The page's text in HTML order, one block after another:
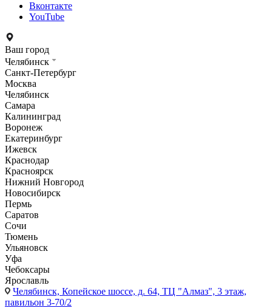
Вконтакте
YouTube
Ваш город
Челябинск
Санкт-Петербург
Москва
Челябинск
Самара
Калининград
Воронеж
Екатеринбург
Ижевск
Краснодар
Красноярск
Нижний Новгород
Новосибирск
Пермь
Саратов
Сочи
Тюмень
Ульяновск
Уфа
Чебоксары
Ярославль
Челябинск, Копейское шоссе, д. 64, ТЦ "Алмаз", 3 этаж,
павильон 3-70/2